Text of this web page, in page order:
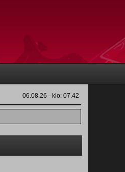
06.08.26 - klo: 07.42